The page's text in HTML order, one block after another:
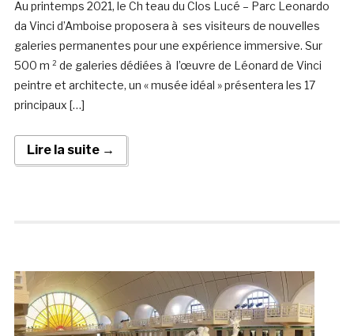
Au printemps 2021, le Ch teau du Clos Lucé – Parc Leonardo
da Vinci d’Amboise proposera à ses visiteurs de nouvelles
galeries permanentes pour une expérience immersive. Sur
500 m ² de galeries dédiées à l’œuvre de Léonard de Vinci
peintre et architecte, un « musée idéal » présentera les 17
principaux […]
Lire la suite →